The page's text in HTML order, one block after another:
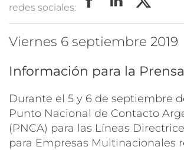
redes sociales:
viernes 6 septiembre 2019
Información para la Prensa
Durante el 5 y 6 de septiembre
Punto Nacional de Contacto
(PNCA) para las Líneas
para Empresas Multinacionales